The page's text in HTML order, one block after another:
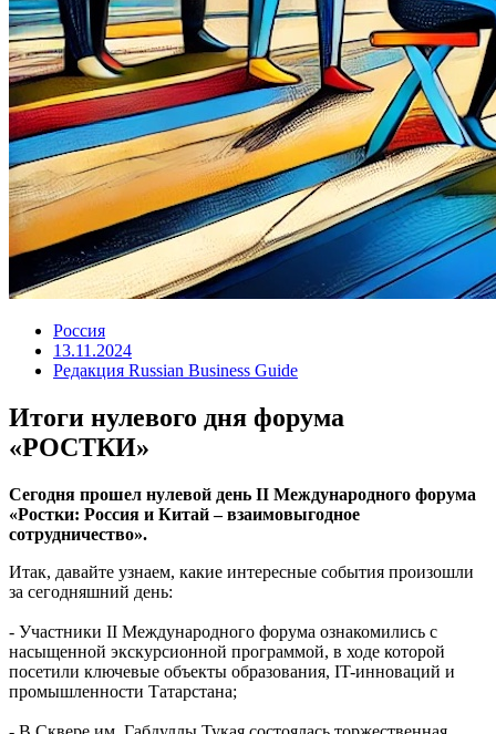
Россия
13.11.2024
Редакция Russian Business Guide
Итоги нулевого дня форума
«РОСТКИ»
Сегодня прошел нулевой день II Международного форума
«Ростки: Россия и Китай – взаимовыгодное
сотрудничество».
Итак, давайте узнаем, какие интересные события произошли
за сегодняшний день:
- Участники II Международного форума ознакомились с
насыщенной экскурсионной программой, в ходе которой
посетили ключевые объекты образования, IT-инноваций и
промышленности Татарстана;